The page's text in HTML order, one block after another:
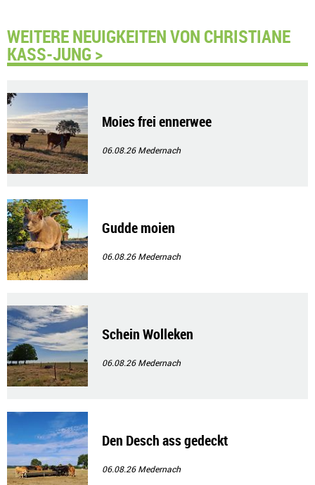
WEITERE NEUIGKEITEN VON CHRISTIANE
KASS-JUNG >
Moies frei ennerwee
06.08.26Medernach
Gudde moien
06.08.26Medernach
Schein Wolleken
06.08.26Medernach
Den Desch ass gedeckt
06.08.26Medernach